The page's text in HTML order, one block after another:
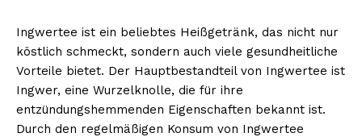
Ingwertee ist ein beliebtes Heißgetränk, das nicht nur
köstlich schmeckt, sondern auch viele gesundheitliche
Vorteile bietet. Der Hauptbestandteil von Ingwertee ist
Ingwer, eine Wurzelknolle, die für ihre
entzündungshemmenden Eigenschaften bekannt ist.
Durch den regelmäßigen Konsum von Ingwertee